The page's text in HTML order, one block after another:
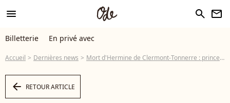
menu search newsletter
Billetterie En privé avec
Accueil Dernières news Mort d'Hermine de Clermont-Tonnerre : princesse, l'histoire derrière son titre
arrow_left RETOUR ARTICLE